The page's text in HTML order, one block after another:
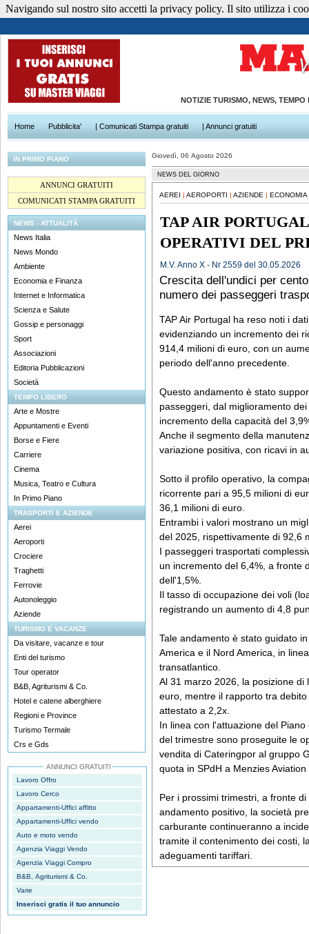
NOTIZIE TURISMO, NEWS,
Home Pubblicita' | Comunicati Stampa gratuiti | Annunci gratuiti
IN PRIMO PIANO
ANNUNCI GRATUITI
COMUNICATI STAMPA GRATUITI
NEWS - ATTUALITÀ
News Italia
News Mondo
Ambiente
Economia e Finanza
Internet e Informatica
Scienza e Salute
Gossip e personaggi
Sport
Associazioni
Editoria Pubblicazioni
Società
TEMPO LIBERO
Arte e Mostre
Appuntamenti e Eventi
Borse e Fiere
Carriere
Cinema
Musica, Teatro e Cultura
In Primo Piano
TRASPORTI E AZIENDE
Aerei
Aeroporti
Crociere
Traghetti
Ferrovie
Autonoleggio
Aziende
TURISMO E VACANZE
Da visitare, vacanze e tour
Enti del turismo
Tour operator
B&B, Agriturismi & Co.
Hotel e catene alberghiere
Regioni e Province
Turismo Termale
Crs e Gds
ANNUNCI GRATUITI
Lavoro Offro
Lavoro Cerco
Appartamenti-Uffici affitto
Appartamenti-Uffici vendo
Auto e moto vendo
Agenzia Viaggi Vendo
Agenzia Viaggi Compro
B&B, Agriturismi & Co.
Varie
Inserisci gratis il tuo annuncio
Giovedì, 06 Agosto 2026
NEWS DEL GIORNO
AEREI | AEROPORTI | AZIENDE | ECONOMIA
TAP AIR
OPERATIVI DEL
M.V. Anno X - Nr 2559 del 30.05.2026
Crescita dell'undici per
numero dei passeggeri
TAP Air Portugal ha reso noti i
evidenziando un incremento dei
914,4 milioni di euro, con un
periodo dell'anno precedente.
Questo andamento è stato
passeggeri, dal miglioramento
incremento della capacità del
Anche il segmento della
variazione positiva, con ricavi in
Sotto il profilo operativo, la
ricorrente pari a 95,5 milioni di
36,1 milioni di euro.
Entrambi i valori mostrano un
del 2025, rispettivamente di 92,6
I passeggeri trasportati
un incremento del 6,4%, a fronte
dell'1,5%.
Il tasso di occupazione dei voli
registrando un aumento di 4,8
Tale andamento è stato guidato
America e il Nord America, in
transatlantico.
Al 31 marzo 2026, la posizione
euro, mentre il rapporto tra
attestato a 2,2x.
In linea con l'attuazione del
del trimestre sono proseguite le
vendita di Cateringpor al gruppo
quota in SPdH a Menzies
Per i prossimi trimestri, a fronte
andamento positivo, la società
carburante continueranno a
tramite il contenimento dei costi,
adeguamenti tariffari.
Navigando sul nostro sito accetti la privacy policy. Il sito utilizza i